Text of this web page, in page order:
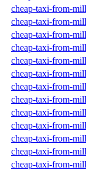
cheap-taxi-from-
cheap-taxi-from-
cheap-taxi-from-
cheap-taxi-from-
cheap-taxi-from-
cheap-taxi-from-
cheap-taxi-from-
cheap-taxi-from-
cheap-taxi-from-
cheap-taxi-from-
cheap-taxi-from-
cheap-taxi-from-
cheap-taxi-from-